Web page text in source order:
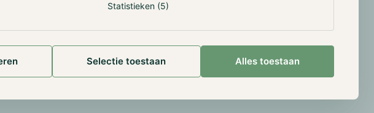
Statistieken (5)
Selectie toestaan Alles toestaan